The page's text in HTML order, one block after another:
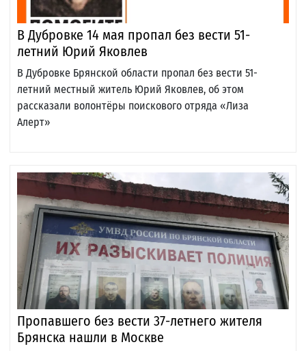
В Дубровке 14 мая пропал без вести 51-
летний Юрий Яковлев
В Дубровке Брянской области пропал без вести 51-
летний местный житель Юрий Яковлев, об этом
рассказали волонтёры поискового отряда «Лиза
Алерт»
Пропавшего без вести 37-летнего жителя
Брянска нашли в Москве